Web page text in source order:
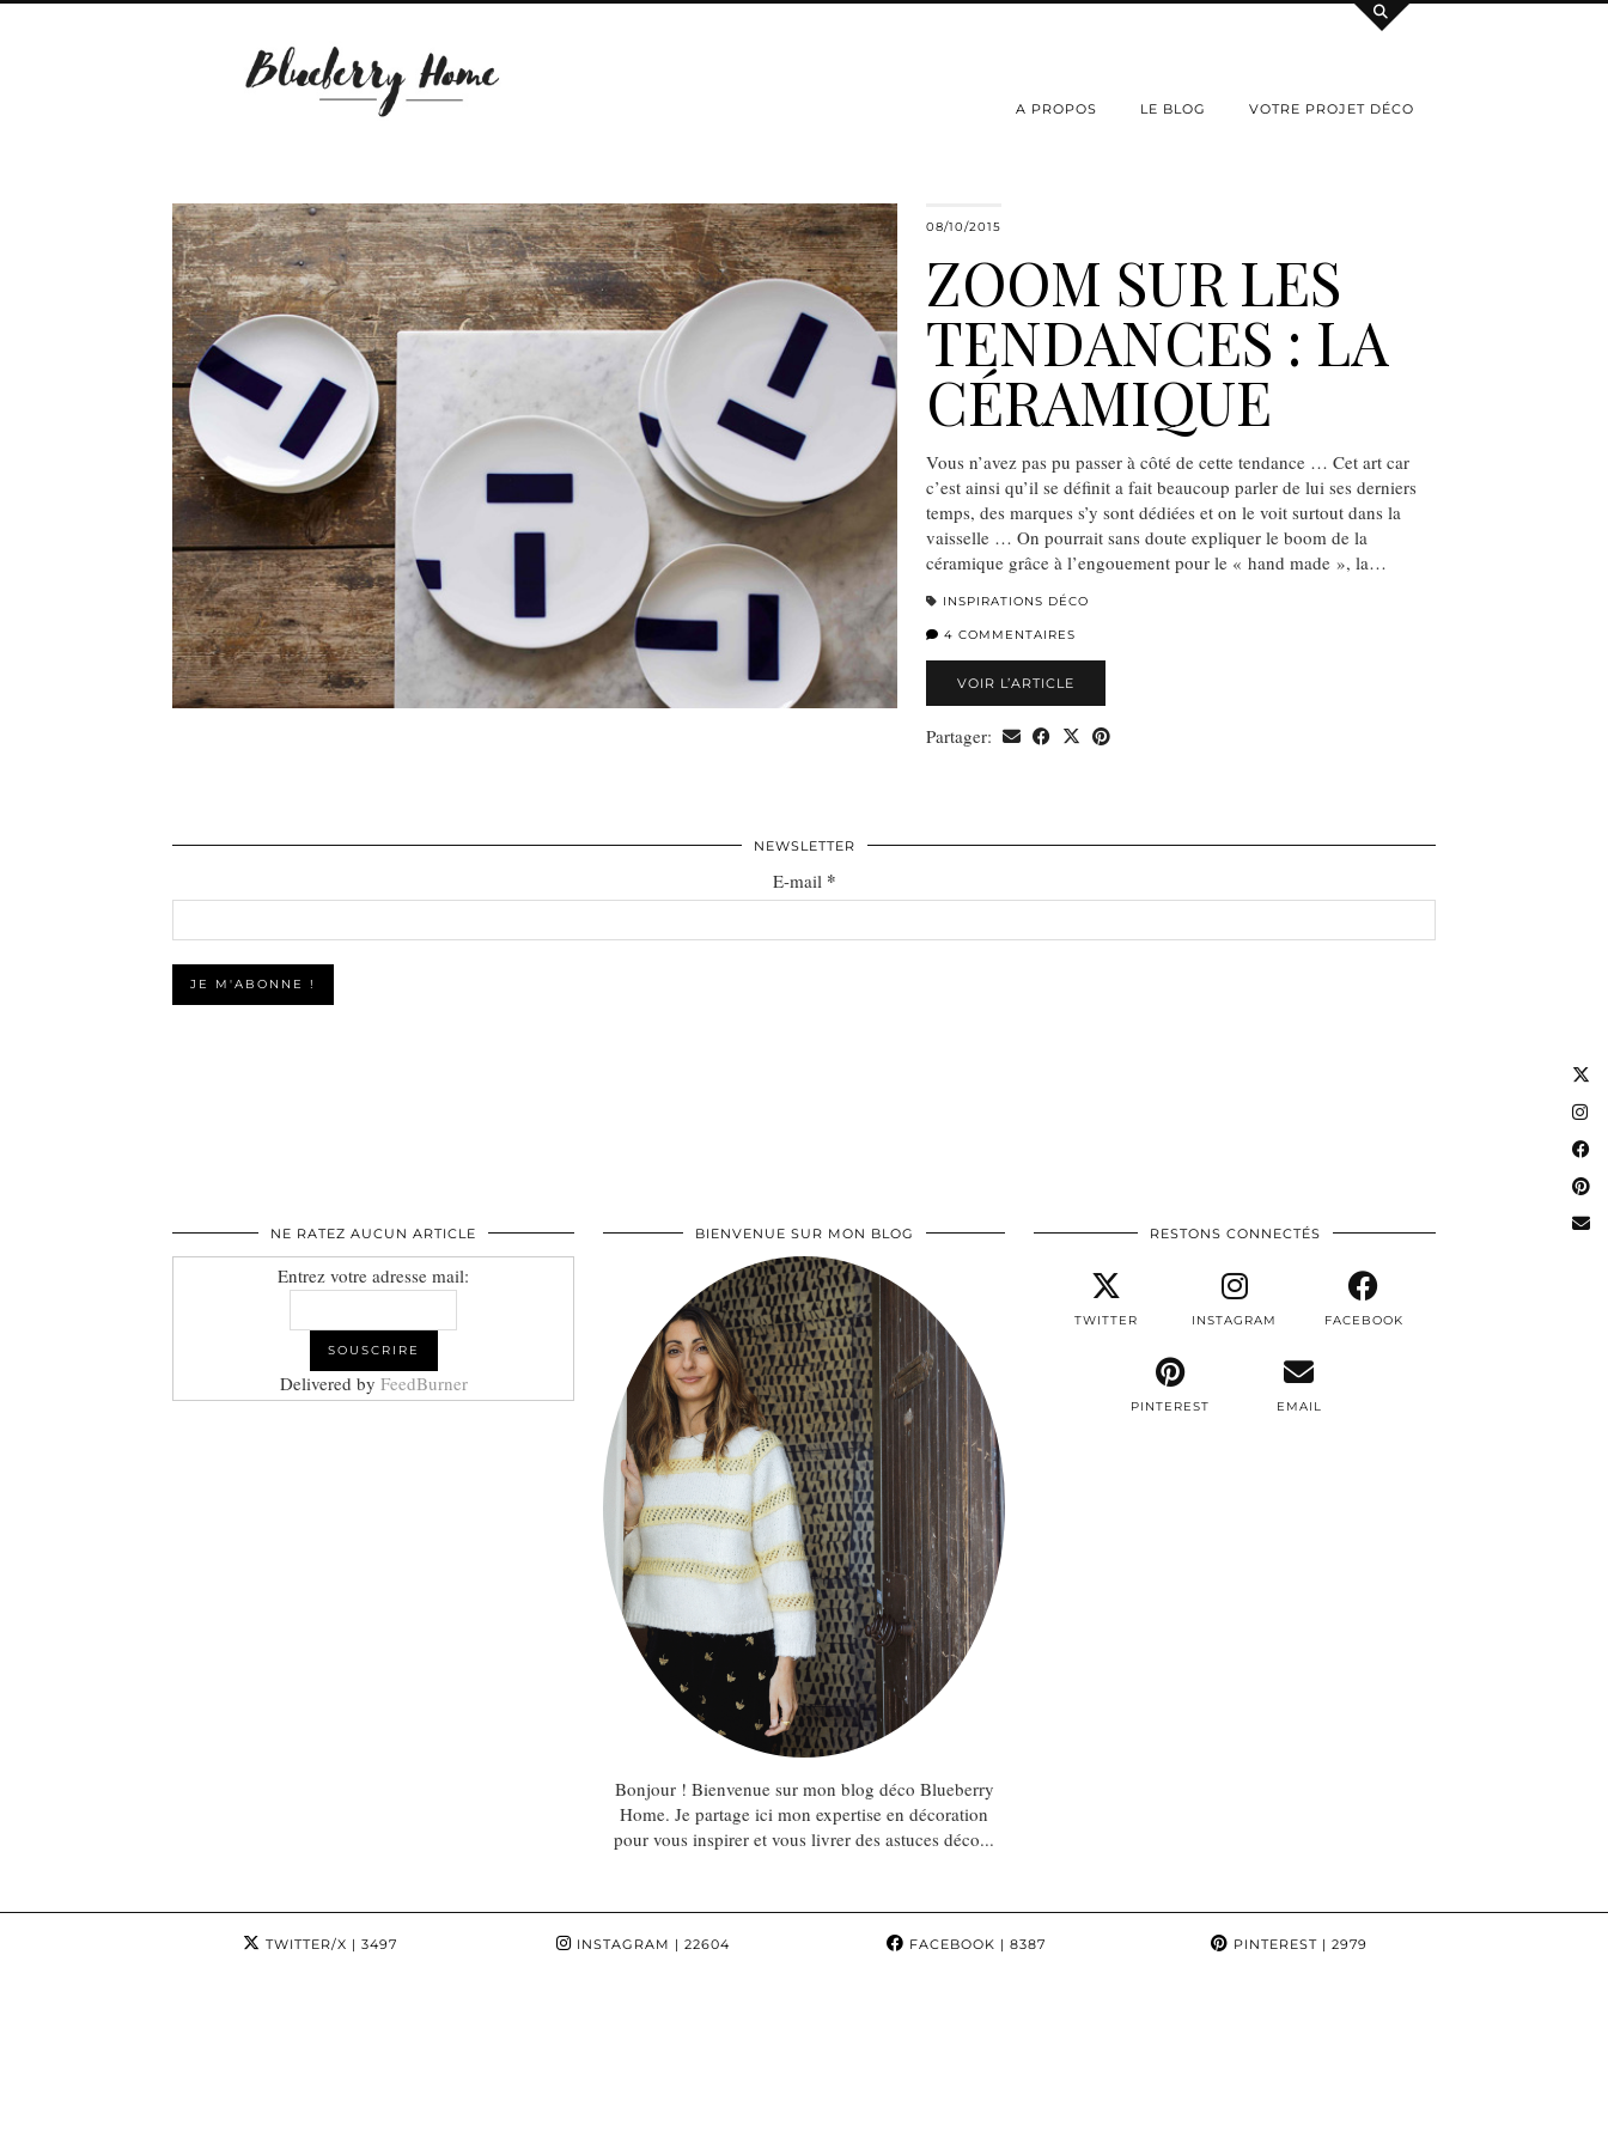
A PROPOS LE BLOG VOTRE PROJET DÉCO
08/10/2015
ZOOM SUR LES
TENDANCES : LA
CÉRAMIQUE
Vous n’avez pas pu passer à côté de cette tendance … Cet art car
c’est ainsi qu’il se définit a fait beaucoup parler de lui ses derniers
temps, des marques s’y sont dédiées et on le voit surtout dans la
vaisselle … On pourrait sans doute expliquer le boom de la
céramique grâce à l’engouement pour le « hand made », la…
INSPIRATIONS DÉCO
4 COMMENTAIRES
VOIR L’ARTICLE
Partager:
NEWSLETTER
E-mail *
NE RATEZ AUCUN ARTICLE
Entrez votre adresse mail:
Delivered by FeedBurner
BIENVENUE SUR MON BLOG
Bonjour ! Bienvenue sur mon blog déco Blueberry
Home. Je partage ici mon expertise en décoration
pour vous inspirer et vous livrer des astuces déco...
RESTONS CONNECTÉS
TWITTER INSTAGRAM FACEBOOK
PINTEREST EMAIL
TWITTER/X | 3497 INSTAGRAM | 22604 FACEBOOK | 8387 PINTEREST| 2979